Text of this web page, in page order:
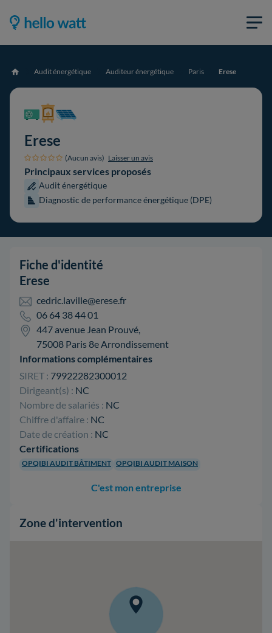
Accueil Audit énergétique Auditeur énergétique Paris Erese
Erese
(Aucun avis) Laisser un avis
Principaux services proposés
Audit énergétique
Diagnostic de performance énergétique (DPE)
Fiche d'identité
Erese
cedric.laville@erese.fr
06 64 38 44 01
447 avenue Jean Prouvé,
75008 Paris 8e Arrondissement
Informations complémentaires
SIRET : 79922282300012
Dirigeant(s) : NC
Nombre de salariés : NC
Chiffre d'affaire : NC
Date de création : NC
Certifications
OPQIBI AUDIT BÂTIMENT OPQIBI AUDIT MAISON
C'est mon entreprise
Zone d'intervention